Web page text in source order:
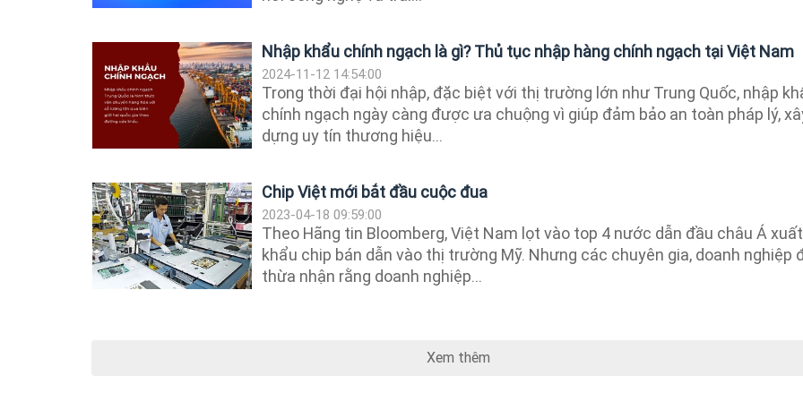
Nhập khẩu chính ngạch là gì? Thủ tục nhập hàng chính ngạch tại Việt Nam
2024-11-12 14:54:00
Trong thời đại hội nhập, đặc biệt với thị trường lớn như Trung Quốc, nhập
chính ngạch ngày càng được ưa chuộng vì giúp đảm bảo an toàn pháp lý,
dựng uy tín thương hiệu...
Chip Việt mới bắt đầu cuộc đua
2023-04-18 09:59:00
Theo Hãng tin Bloomberg, Việt Nam lọt vào top 4 nước dẫn đầu châu Á xuất
khẩu chip bán dẫn vào thị trường Mỹ. Nhưng các chuyên gia, doanh nghiệp
thừa nhận rằng doanh nghiệp...
Xem thêm